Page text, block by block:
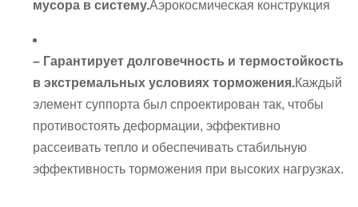
мусора в систему.Аэрокосмическая конструкция
– Гарантирует долговечность и термостойкость
в экстремальных условиях торможения.Каждый
элемент суппорта был спроектирован так, чтобы
противостоять деформации, эффективно
рассеивать тепло и обеспечивать стабильную
эффективность торможения при высоких нагрузках.